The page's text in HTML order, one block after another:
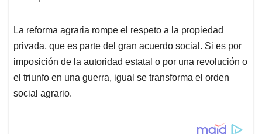
La reforma agraria rompe el respeto a la propiedad
privada, que es parte del gran acuerdo social. Si es por
imposición de la autoridad estatal o por una revolución o
el triunfo en una guerra, igual se transforma el orden
social agrario.